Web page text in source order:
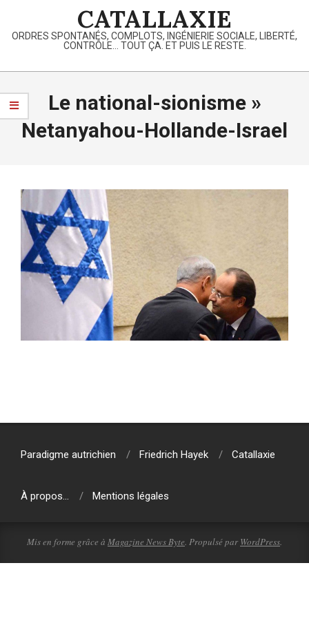
content
CATALLAXIE
ORDRES SPONTANÉS, COMPLOTS, INGÉNIERIE SOCIALE, LIBERTÉ,
CONTRÔLE… TOUT ÇA. ET PUIS LE RESTE.
Primary
Menu
Le national-sionisme »
Netanyahou-Hollande-Israel
08-
Paradigme autrichien
Friedrich Hayek Catallaxie
À propos… Mentions légales
Mis en forme grâce à Magazine News Byte. Propulsé par WordPress.